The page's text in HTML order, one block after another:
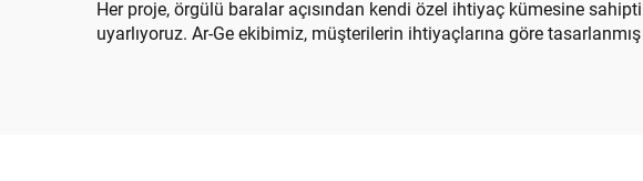
Her proje, örgülü baralar açısından kendi özel ihtiyaç kümesine
uyarlıyoruz. Ar-Ge ekibimiz, müşterilerin ihtiyaçlarına göre